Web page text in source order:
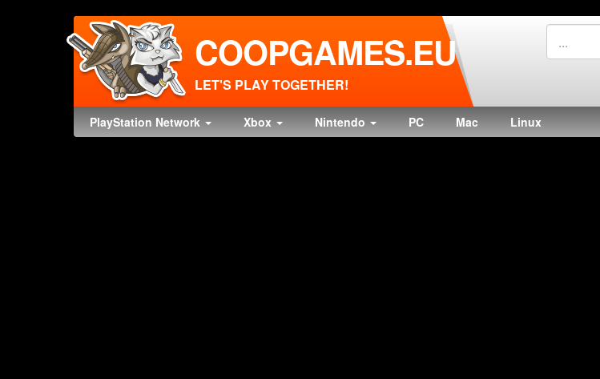
COOPGAMES.EU
LET'S PLAY TOGETHER!
PlayStation Network Xbox Nintendo PC Mac Linux